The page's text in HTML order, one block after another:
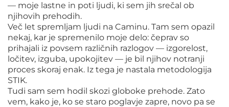
— moje lastne in poti ljudi, ki sem jih srečal ob
njihovih prehodih.
Več let spremljam ljudi na Caminu. Tam sem opazil
nekaj, kar je spremenilo moje delo: čeprav so
prihajali iz povsem različnih razlogov — izgorelost,
ločitev, izguba, upokojitev — je bil njihov notranji
proces skoraj enak. Iz tega je nastala metodologija
STIK.
Tudi sam sem hodil skozi globoke prehode. Zato
vem, kako je, ko se staro poglavje zapre, novo pa se